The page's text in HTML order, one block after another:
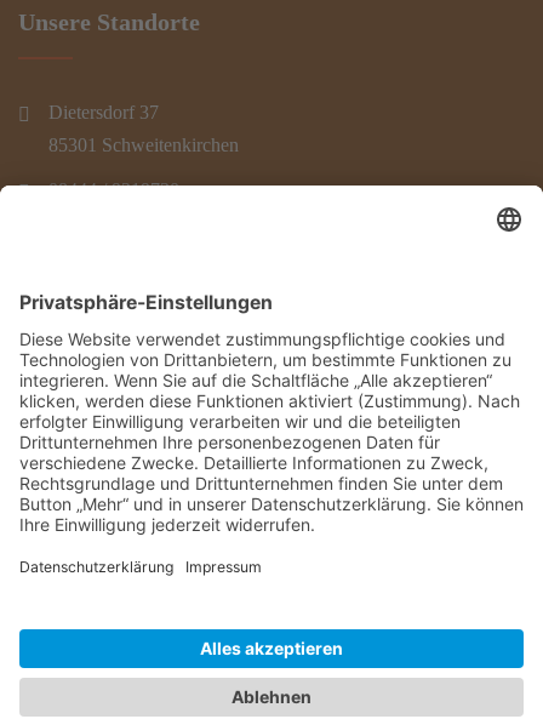
Unsere Standorte
Dietersdorf 37
85301 Schweitenkirchen
08444 / 9219730
Fabrikstr. 17
84048 Wambach
08751 / 84520
info@traurig-landtechnik.de
© Copyright 2026 ATV Hallertau.